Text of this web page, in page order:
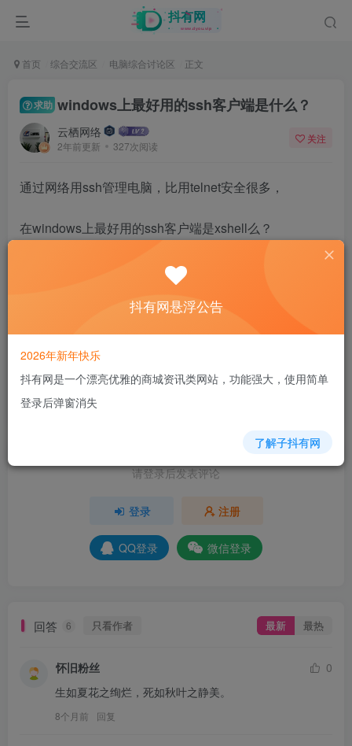
首页 综合交流区 电脑综合讨论区 正文
求助 windows上最好用的ssh客户端是什么？
云栖网络
2年前更新 327次阅读
关注
通过网络用ssh管理电脑，比用telnet安全很多，
在windows上最好用的ssh客户端是xshell么？
31
+4 +4 +3 +4 +3 +3 +2 +5
请登录后发表评论
登录 注册
QQ登录 微信登录
回答 6 只看作者 最新 最热
怀旧粉丝
0
生如夏花之绚烂，死如秋叶之静美。
8个月前 回复
抖有网悬浮公告
2026年新年快乐
抖有网是一个漂亮优雅的商城资讯类网站，功能强大，使用简单
登录后弹窗消失
了解子抖有网